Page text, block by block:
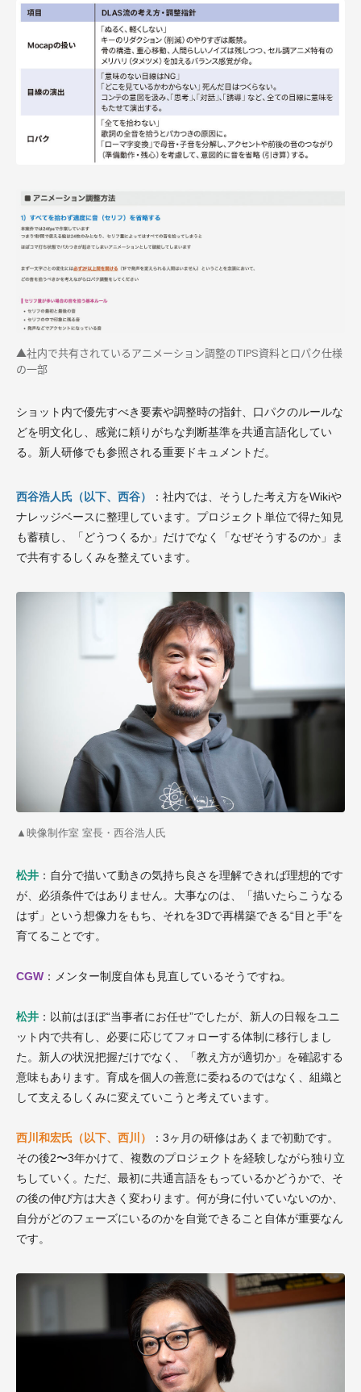
▲社内で共有されているアニメーション調整のTIPS資料と口パク仕様
の一部
ショット内で優先すべき要素や調整時の指針、口パクのルールな
どを明文化し、感覚に頼りがちな判断基準を共通言語化してい
る。新人研修でも参照される重要ドキュメントだ。
西谷浩人氏（以下、西谷）
：社内では、そうした考え方をWikiや
ナレッジベースに整理しています。プロジェクト単位で得た知見
も蓄積し、「どうつくるか」だけでなく「なぜそうするのか」ま
で共有するしくみを整えています。
▲ 映像制作室 室長・西谷浩人氏
松井 ：自分で描いて動きの気持ち良さを理解できれば理想的です
が、必須条件ではありません。大事なのは、「描いたらこうなる
はず」という想像力をもち、それを3Dで再構築できる“目と手”を
育てることです。
CGW ：メンター制度自体も見直しているそうですね。
松井 ：以前はほぼ“当事者にお任せ”でしたが、新人の日報をユニ
ット内で共有し、必要に応じてフォローする体制に移行しまし
た。新人の状況把握だけでなく、「教え方が適切か」を確認する
意味もあります。育成を個人の善意に委ねるのではなく、組織と
して支えるしくみに変えていこうと考えています。
西川和宏氏（以下、西川）
：3ヶ月の研修はあくまで初動です。
その後2〜3年かけて、複数のプロジェクトを経験しながら独り立
ちしていく。ただ、最初に共通言語をもっているかどうかで、そ
の後の伸び方は大きく変わります。何が身に付いていないのか、
自分がどのフェーズにいるのかを自覚できること自体が重要なん
です。